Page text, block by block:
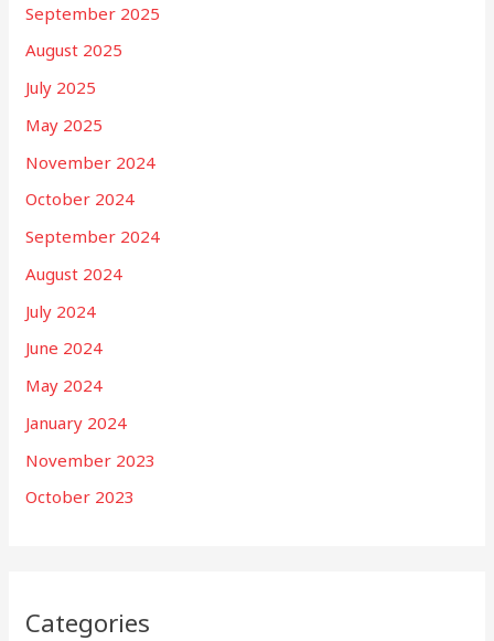
September 2025
August 2025
July 2025
May 2025
November 2024
October 2024
September 2024
August 2024
July 2024
June 2024
May 2024
January 2024
November 2023
October 2023
Categories